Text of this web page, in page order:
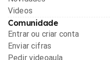
Videos
Comunidade
Entrar ou criar conta
Enviar cifras
Pedir videoaula